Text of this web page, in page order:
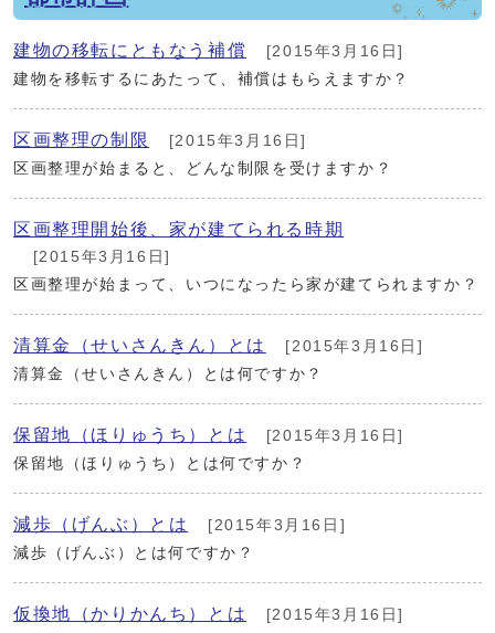
建物の移転にともなう補償
[2015年3月16日]
建物を移転するにあたって、補償はもらえますか？
区画整理の制限
[2015年3月16日]
区画整理が始まると、どんな制限を受けますか？
区画整理開始後、家が建てられる時期
[2015年3月16日]
区画整理が始まって、いつになったら家が建てられますか？
清算金（せいさんきん）とは
[2015年3月16日]
清算金（せいさんきん）とは何ですか？
保留地（ほりゅうち）とは
[2015年3月16日]
保留地（ほりゅうち）とは何ですか？
減歩（げんぶ）とは
[2015年3月16日]
減歩（げんぶ）とは何ですか？
仮換地（かりかんち）とは
[2015年3月16日]